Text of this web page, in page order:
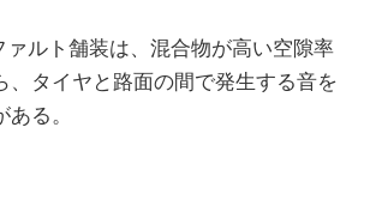
ァルト舗装は、混合物が高い空隙率
、タイヤと路面の間で発生する音を
る。